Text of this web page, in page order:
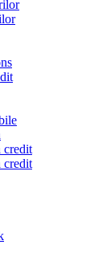
credit
credit